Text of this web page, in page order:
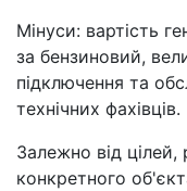
Мінуси: вартість
за бензиновий,
підключення та
технічних фахівців.
Залежно від
конкретного